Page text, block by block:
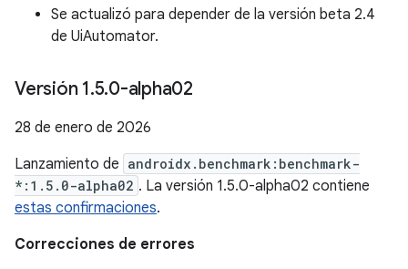
Se actualizó para depender de la versión beta 2.4
de UiAutomator.
Versión 1.5.0-alpha02
28 de enero de 2026
Lanzamiento de androidx.benchmark:benchmark-
*:1.5.0-alpha02 . La versión 1.5.0-alpha02 contiene
estas confirmaciones.
Correcciones de errores